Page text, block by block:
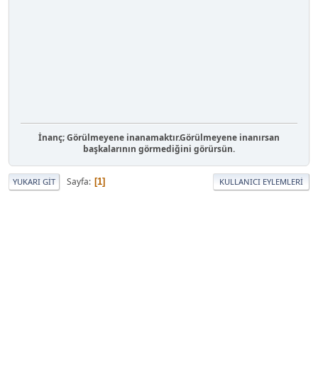
İnanç; Görülmeyene inanamaktır.Görülmeyene inanırsan
başkalarının görmediğini görürsün.
YUKARI GIT Sayfa 1 KULLANICI EYLEMLERI